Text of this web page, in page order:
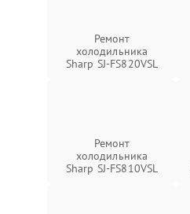
Ремонт
холодильника
Sharp SJ-FS820VSL
Ремонт
холодильника
Sharp SJ-FS810VSL